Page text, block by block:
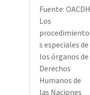
Fuente: OACDH
Los
procedimiento
s especiales de
los órganos de
Derechos
Humanos de
las Naciones